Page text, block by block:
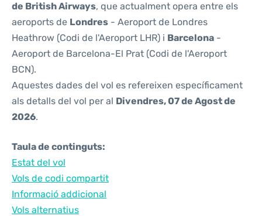
de British Airways, que actualment opera entre els
aeroports de Londres - Aeroport de Londres
Heathrow (Codi de l'Aeroport LHR) i Barcelona -
Aeroport de Barcelona-El Prat (Codi de l'Aeroport
BCN).
Aquestes dades del vol es refereixen específicament
als detalls del vol per al Divendres, 07 de Agost de
2026.
Taula de continguts:
Estat del vol
Vols de codi compartit
Informació addicional
Vols alternatius